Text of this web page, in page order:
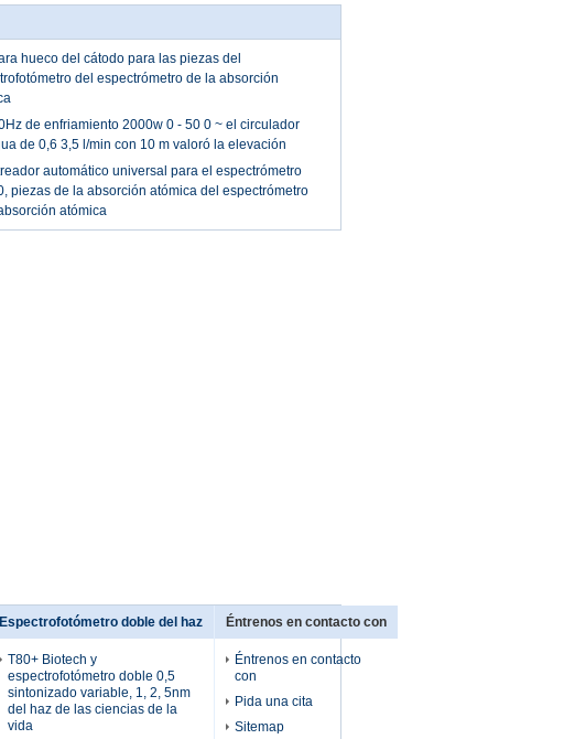
hueco del cátodo para las piezas del
del espectrómetro de la absorción
de enfriamiento 2000w 0 - 50 0 ~ el circulador
de 0,6 3,5 l/min con 10 m valoró la elevación
automático universal para el espectrómetro
piezas de la absorción atómica del espectrómetro
atómica
Espectrofotómetro doble del haz
T80+ Biotech y
espectrofotómetro doble 0,5
sintonizado variable, 1, 2, 5nm
del haz de las ciencias de la
vida
Éntrenos en contacto con
Éntrenos en contacto
con
Pida una cita
Sitemap